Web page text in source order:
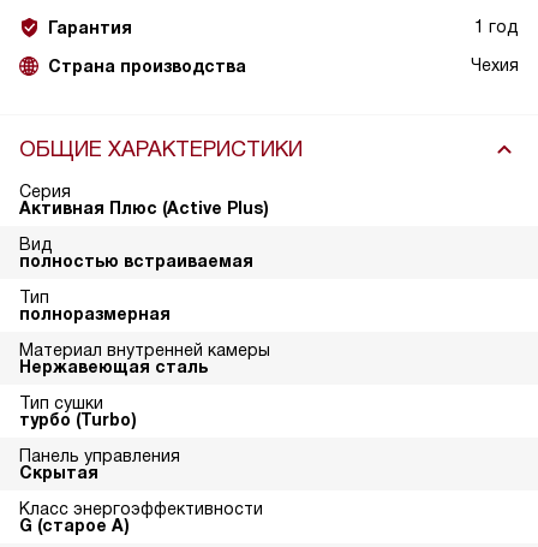
Гарантия 1 год
Страна производства Чехия
ОБЩИЕ ХАРАКТЕРИСТИКИ
Серия
Активная Плюс (Active Plus)
Вид
полностью встраиваемая
Тип
полноразмерная
Материал внутренней камеры
Нержавеющая сталь
Тип сушки
турбо (Turbo)
Панель управления
Скрытая
Класс энергоэффективности
G (старое A)